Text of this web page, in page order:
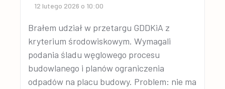
12 lutego 2026 o 10:00
Brałem udział w przetargu GDDKiA z
kryterium środowiskowym. Wymagali
podania śladu węglowego procesu
budowlanego i planów ograniczenia
odpadów na placu budowy. Problem: nie ma